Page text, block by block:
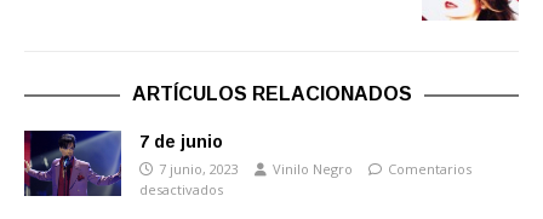
ARTÍCULOS RELACIONADOS
7 de junio
7 junio, 2023 Vinilo Negro
Comentarios
desactivados